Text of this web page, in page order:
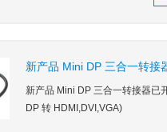
新产品 Mini DP 三合一转接器已
DP 转 HDMI,DVI,VGA)